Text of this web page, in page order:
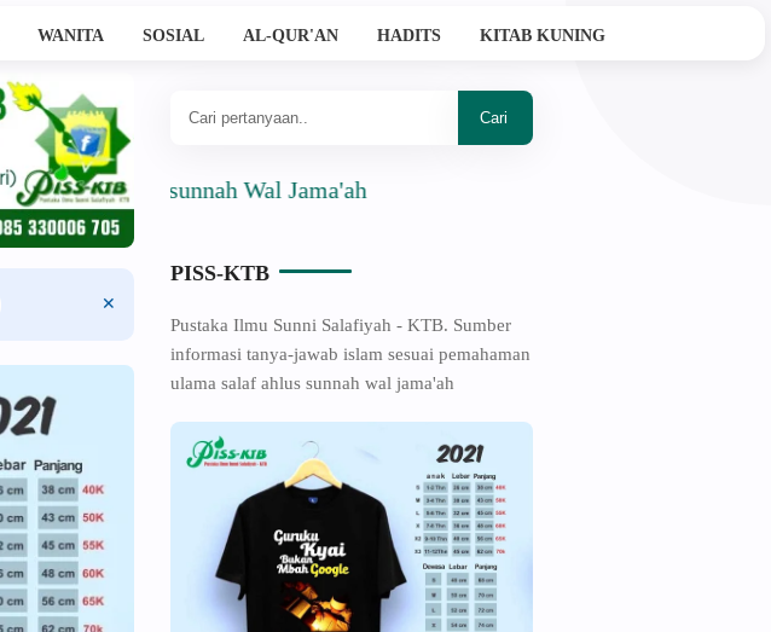
WANITA SOSIAL AL-QUR'AN HADITS KITAB KUNING
Ahlussunnah Wal Jama'ah
PISS-KTB
Pustaka Ilmu Sunni Salafiyah - KTB. Sumber
informasi tanya-jawab islam sesuai pemahaman
ulama salaf ahlus sunnah wal jama'ah